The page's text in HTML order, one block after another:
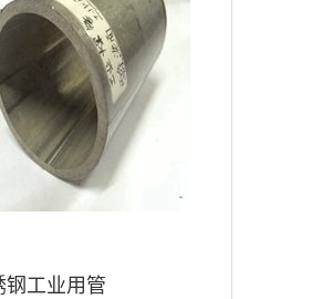
钢工业用管